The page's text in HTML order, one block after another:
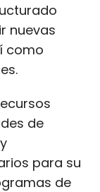
nuevas
como
de
para su
de